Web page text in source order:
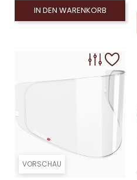
IN DEN WARENKORB
VORSCHAU